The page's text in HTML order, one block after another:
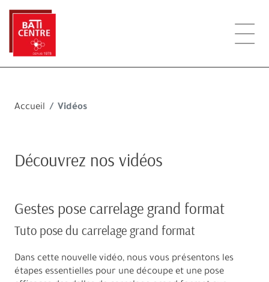
Accueil Vidéos
Découvrez nos vidéos
Gestes pose carrelage grand format
Tuto pose du carrelage grand format
Dans cette nouvelle vidéo, nous vous présentons les
étapes essentielles pour une découpe et une pose